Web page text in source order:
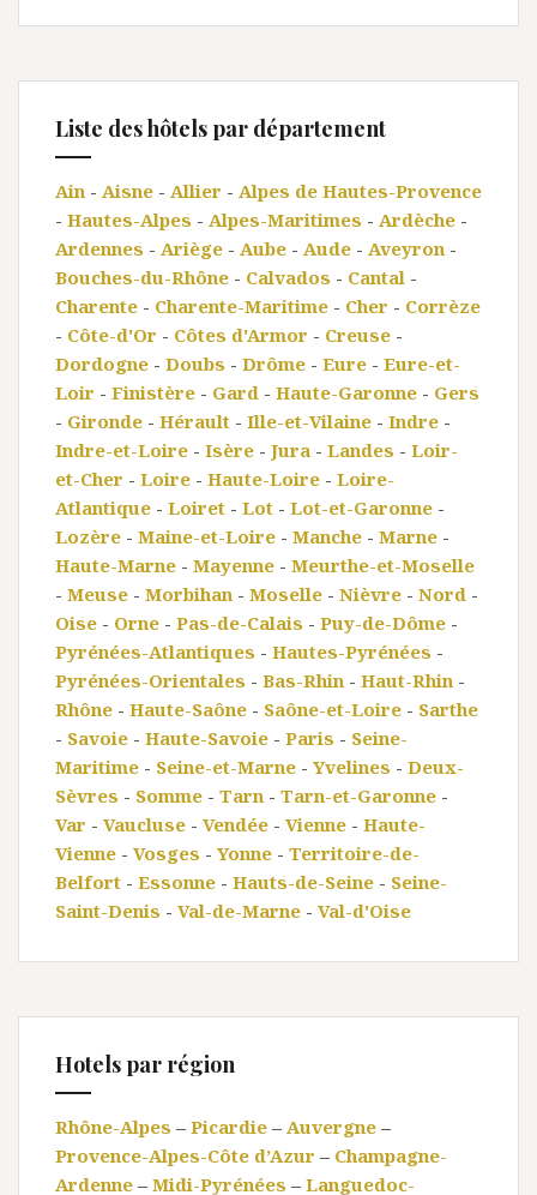
Liste des hôtels par département
Ain - Aisne - Allier - Alpes de Hautes-Provence
- Hautes-Alpes - Alpes-Maritimes - Ardèche -
Ardennes - Ariège - Aube - Aude - Aveyron -
Bouches-du-Rhône - Calvados - Cantal -
Charente - Charente-Maritime - Cher - Corrèze
- Côte-d'Or - Côtes d'Armor - Creuse -
Dordogne - Doubs - Drôme - Eure - Eure-et-
Loir - Finistère - Gard - Haute-Garonne - Gers
- Gironde - Hérault - Ille-et-Vilaine - Indre -
Indre-et-Loire - Isère - Jura - Landes - Loir-
et-Cher - Loire - Haute-Loire - Loire-
Atlantique - Loiret - Lot - Lot-et-Garonne -
Lozère - Maine-et-Loire - Manche - Marne -
Haute-Marne - Mayenne - Meurthe-et-Moselle
- Meuse - Morbihan - Moselle - Nièvre - Nord -
Oise - Orne - Pas-de-Calais - Puy-de-Dôme -
Pyrénées-Atlantiques - Hautes-Pyrénées -
Pyrénées-Orientales - Bas-Rhin - Haut-Rhin -
Rhône - Haute-Saône - Saône-et-Loire - Sarthe
- Savoie - Haute-Savoie - Paris - Seine-
Maritime - Seine-et-Marne - Yvelines - Deux-
Sèvres - Somme - Tarn - Tarn-et-Garonne -
Var - Vaucluse - Vendée - Vienne - Haute-
Vienne - Vosges - Yonne - Territoire-de-
Belfort - Essonne - Hauts-de-Seine - Seine-
Saint-Denis - Val-de-Marne - Val-d'Oise
Hotels par région
Rhône-Alpes – Picardie – Auvergne –
Provence-Alpes-Côte d’Azur – Champagne-
Ardenne – Midi-Pyrénées – Languedoc-